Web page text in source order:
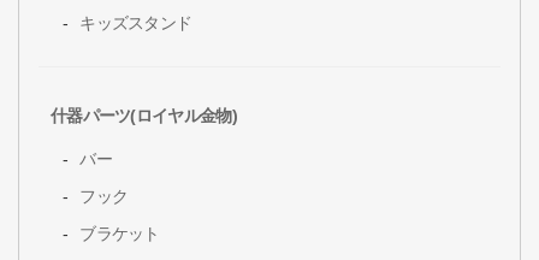
キッズスタンド
什器パーツ(ロイヤル金物)
バー
フック
ブラケット